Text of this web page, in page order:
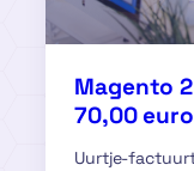
Magento
70,00
Uurtje-